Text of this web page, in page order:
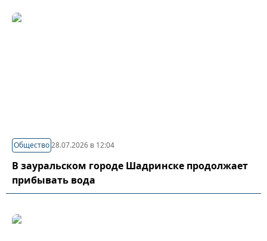
Общество28.07.2026 в 12:04
В зауральском городе Шадринске продолжает
прибывать вода